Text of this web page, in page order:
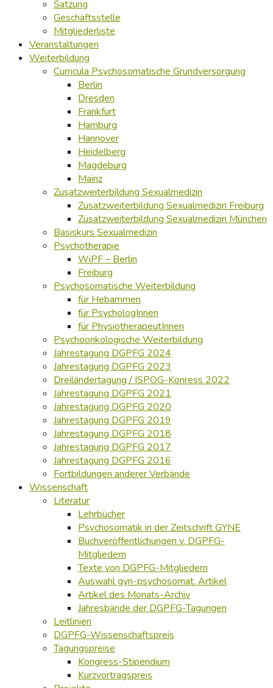
Satzung
Geschäftsstelle
Mitgliederliste
Veranstaltungen
Weiterbildung
Curricula Psychosomatische Grundversorgung
Berlin
Dresden
Frankfurt
Hamburg
Hannover
Heidelberg
Magdeburg
Mainz
Zusatzweiterbildung Sexualmedizin
Zusatzweiterbildung Sexualmedizin Freiburg
Zusatzweiterbildung Sexualmedizin München
Basiskurs Sexualmedizin
Psychotherapie
WiPF – Berlin
Freiburg
Psychosomatische Weiterbildung
für Hebammen
für PsychologInnen
für PhysiotherapeutInnen
Psychoonkologische Weiterbildung
Jahrestagung DGPFG 2024
Jahrestagung DGPFG 2023
Dreiländertagung / ISPOG-Konress 2022
Jahrestagung DGPFG 2021
Jahrestagung DGPFG 2020
Jahrestagung DGPFG 2019
Jahrestagung DGPFG 2018
Jahrestagung DGPFG 2017
Jahrestagung DGPFG 2016
Fortbildungen anderer Verbände
Wissenschaft
Literatur
Lehrbücher
Psychosomatik in der Zeitschrift GYNE
Buchveröffentlichungen v. DGPFG-
Mitgliedern
Texte von DGPFG-Mitgliedern
Auswahl gyn-psychosomat. Artikel
Artikel des Monats-Archiv
Jahresbände der DGPFG-Tagungen
Leitlinien
DGPFG-Wissenschaftspreis
Tagungspreise
Kongress-Stipendium
Kurzvortragspreis